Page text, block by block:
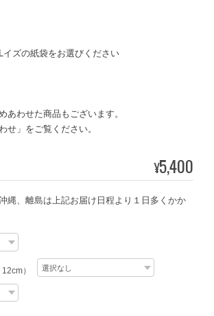
イズの紙袋をお選びください
あわせた商品もございます。
せ」をご覧ください。
¥5,400
縄、離島は上記お届け日程より１日多くかか
）